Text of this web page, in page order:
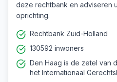
deze rechtbank en adviseren
oprichting.
Rechtbank Zuid-Holland
130592 inwoners
Den Haag is de zetel van
het Internationaal